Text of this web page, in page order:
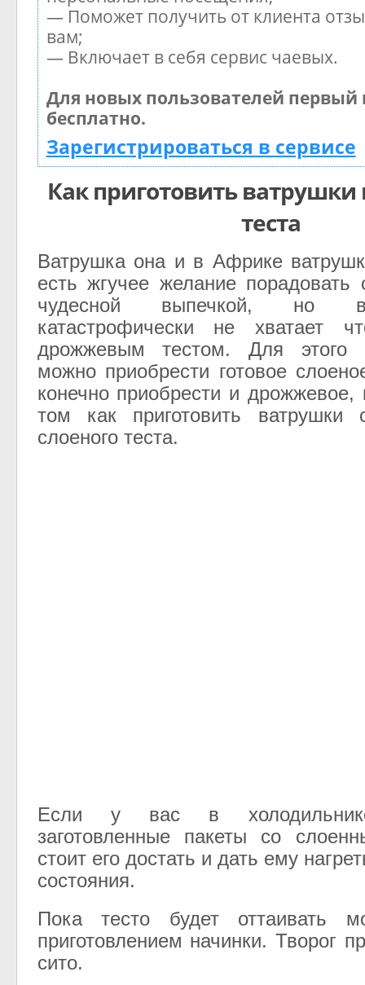
— Поможет получить от клиента
вам;
— Включает в себя сервис чаевых.
Для новых пользователей первый
бесплатно.
Зарегистрироваться в сервисе
Как приготовить ватрушки
теста
Ватрушка она и в Африке
есть жгучее желание порадовать
чудесной выпечкой, но
катастрофически не хватает
дрожжевым тестом. Для этого
можно приобрести готовое
конечно приобрести и дрожжевое,
том как приготовить ватрушки
слоеного теста.
Если у вас в
заготовленные пакеты со
стоит его достать и дать ему
состояния.
Пока тесто будет оттаивать
приготовлением начинки. Творог
сито.